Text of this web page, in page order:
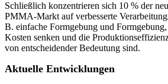
Schließlich konzentrieren sich 10 % der
PMMA-Markt auf verbesserte
B. einfache Formgebung und
Kosten senken und die
von entscheidender Bedeutung sind.
Aktuelle Entwicklungen